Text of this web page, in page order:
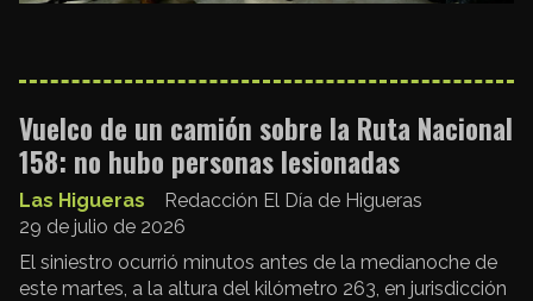
Vuelco de un camión sobre la Ruta Nacional
158: no hubo personas lesionadas
Redacción El Día de Higueras
Las Higueras
29 de julio de 2026
El siniestro ocurrió minutos antes de la medianoche de
este martes, a la altura del kilómetro 263, en jurisdicción